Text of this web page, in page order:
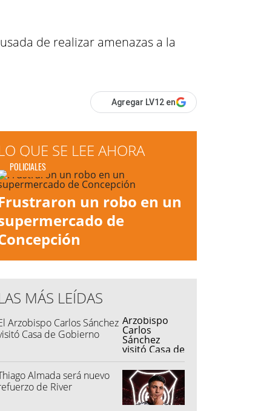
de realizar amenazas a la
Agregar LV12 en
QUE SE LEE AHORA
POLICIALES
un robo en un
de
MÁS LEÍDAS
Arzobispo Carlos Sánchez
Casa de Gobierno
Almada será nuevo
de River